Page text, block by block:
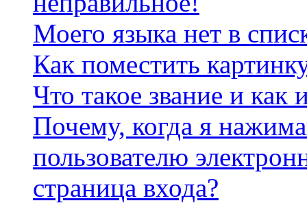
Моего языка нет в
Как поместить
Что такое звание и как
Почему, когда я
пользователю
страница входа?